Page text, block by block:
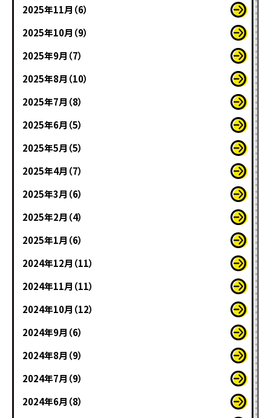
2025年11月（6）
2025年10月（9）
2025年9月（7）
2025年8月（10）
2025年7月（8）
2025年6月（5）
2025年5月（5）
2025年4月（7）
2025年3月（6）
2025年2月（4）
2025年1月（6）
2024年12月（11）
2024年11月（11）
2024年10月（12）
2024年9月（6）
2024年8月（9）
2024年7月（9）
2024年6月（8）